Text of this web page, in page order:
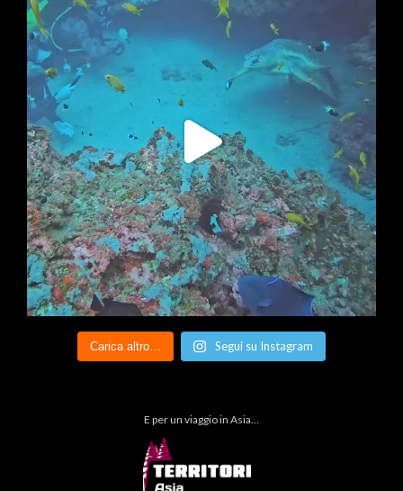
Carica altro… Segui su Instagram
E per un viaggio in Asia…